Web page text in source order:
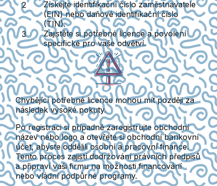
Získejte identifikační číslo zaměstnavatele
(EIN) nebo daňové identifikační číslo
(TIN).
Zajistěte si potřebné licence a povolení
specifické pro vaše odvětví.
Chybějící potřebné licence mohou mít později za
následek vysoké pokuty.
Po registraci si případně zaregistrujte obchodní
název nebo logo a otevřete si obchodní bankovní
účet, abyste oddělili osobní a pracovní finance.
Tento proces zajistí dodržování právních předpisů
a připraví vaši firmu na možnosti financování
nebo vládní podpůrné programy.